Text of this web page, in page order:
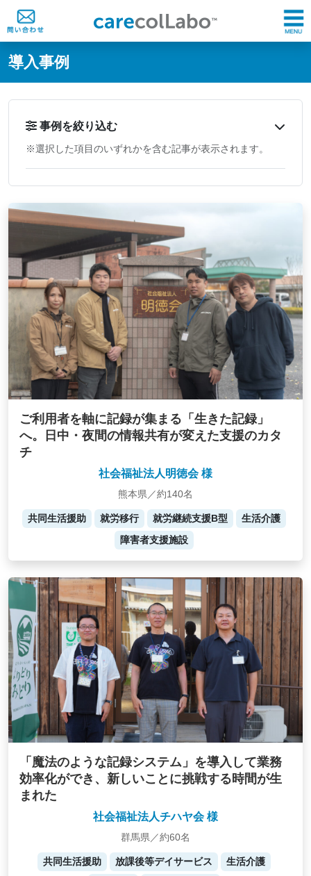
@ -0,0 +1,60 @@
導入事例
事例を絞り込む
※選択した項目のいずれかを含む記事が表示されます。
ご利用者を軸に記録が集まる「生きた記録」
へ。日中・夜間の情報共有が変えた支援のカタ
チ
社会福祉法人明徳会 様
熊本県／約140名
共同生活援助 就労移行 就労継続支援B型
生活介護
障害者支援施設
「魔法のような記録システム」を導入して業務
効率化ができ、新しいことに挑戦する時間が生
まれた
社会福祉法人チハヤ会 様
群馬県／約60名
共同生活援助 放課後等デイサービス
生活介護